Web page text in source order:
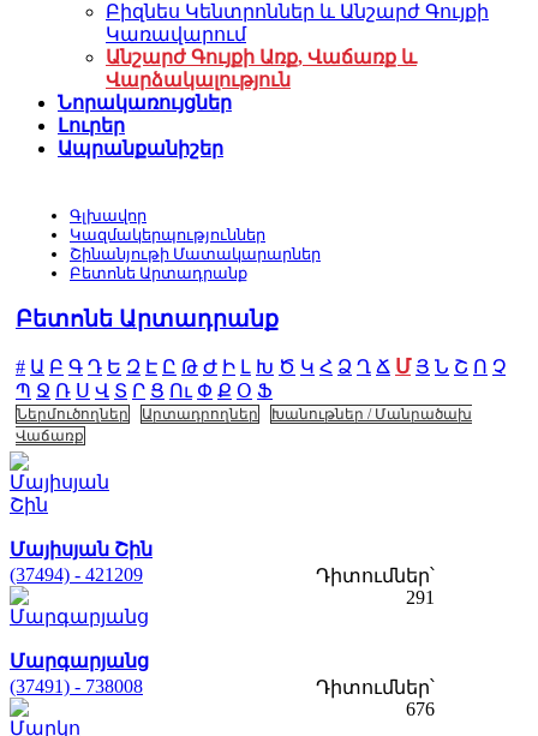
Բիզնես Կենտրոններ և Անշարժ Գույքի
Կառավարում
Անշարժ Գույքի Առք, Վաճառք և
Վարձակալություն
Նորակառույցներ
Լուրեր
Ապրանքանիշեր
Գլխավոր
Կազմակերպություններ
Շինանյութի Մատակարարներ
Բետոնե Արտադրանք
Բետոնե Արտադրանք
# Ա Բ Գ Դ Ե Զ Է Ը Թ Ժ Ի Լ Խ Ծ Կ Հ Ձ Ղ Ճ Մ Յ Ն Շ Ո Չ
Պ Ջ Ռ Ս Վ Տ Ր Ց Ու Փ Ք Օ Ֆ
Ներմուծողներ Արտադրողներ
Խանութներ / Մանրածախ
Վաճառք
Մայիսյան Շին
Դիտումներ՝
291
(37494) - 421209
Մարգարյանց
Դիտումներ՝
676
(37491) - 738008